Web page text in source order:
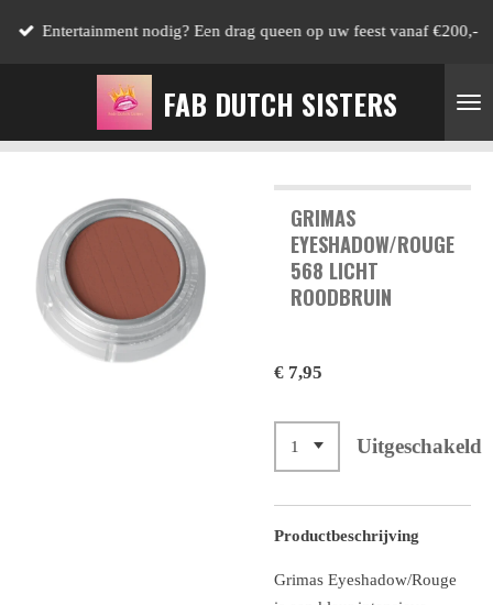
Ga
hoofdinhoud
FAB DUTCH SISTERS
Entertainment nodig? Een drag queen op uw feest vanaf €200,-
GRIMAS
EYESHADOW/ROUGE
568 LICHT
ROODBRUIN
€ 7,95
Uitgeschakeld
Productbeschrijving
Grimas Eyeshadow/Rouge